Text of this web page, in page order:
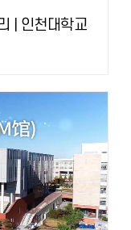
| 인천대학교